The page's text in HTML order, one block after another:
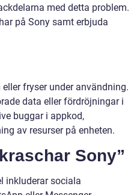
med detta problem.
på Sony samt erbjuda
fryser under användning.
data eller fördröjningar i
buggar i appkod,
av resurser på enheten.
Sony”
inkluderar sociala